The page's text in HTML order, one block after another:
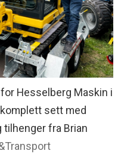
Hesselberg Maskin i
sett med
tilhenger fra Brian